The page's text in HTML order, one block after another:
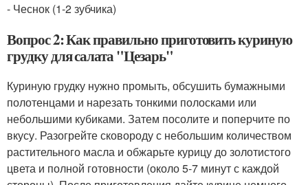
- Чеснок (1-2 зубчика)
Вопрос 2: Как правильно приготовить куриную
грудку для салата "Цезарь"
Куриную грудку нужно промыть, обсушить бумажными
полотенцами и нарезать тонкими полосками или
небольшими кубиками. Затем посолите и поперчите по
вкусу. Разогрейте сковороду с небольшим количеством
растительного масла и обжарьте курицу до золотистого
цвета и полной готовности (около 5-7 минут с каждой